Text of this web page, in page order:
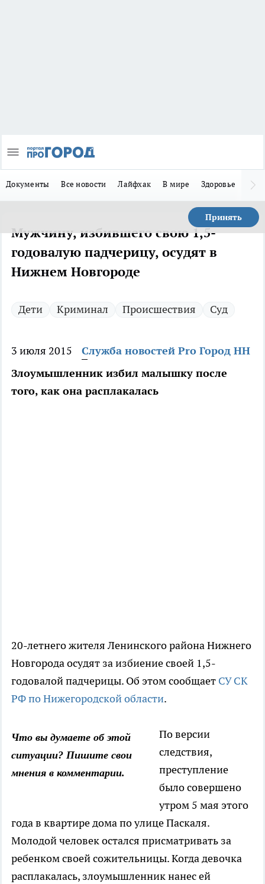
Документы Все новости Лайфхак В мире Здоровье
Принять
Мужчину, избившего свою 1,5-
годовалую падчерицу, осудят в
Нижнем Новгороде
Дети Криминал Происшествия Суд
3 июля 2015
Служба новостей Pro Город НН
Злоумышленник избил малышку после
того, как она расплакалась
20-летнего жителя Ленинского района Нижнего
Новгорода осудят за избиение своей 1,5-
годовалой падчерицы. Об этом сообщает СУ СК
РФ по Нижегородской области.
Что вы думаете об этой
ситуации? Пишите свои
мнения в комментарии.
По версии
следствия,
преступление
было совершено
утром 5 мая этого
года в квартире дома по улице Паскаля.
Молодой человек остался присматривать за
ребенком своей сожительницы. Когда девочка
расплакалась, злоумышленник нанес ей